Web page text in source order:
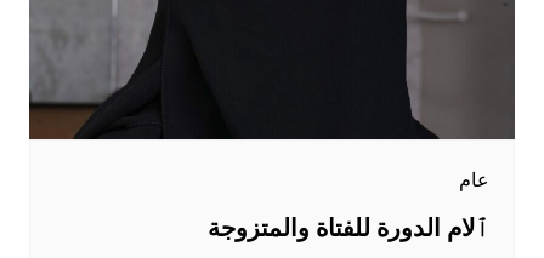
عام
ٱلام الدورة للفتاة والمتزوجة